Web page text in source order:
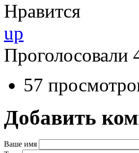
Нравится
up
Проголосовали
57
Добавить
Ваше имя